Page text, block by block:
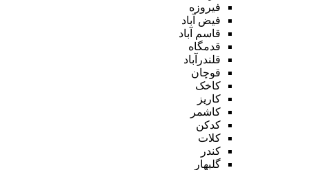
فیروزه
فیض آباد
قاسم آباد
قدمگاه
قلندرآباد
قوچان
کاخک
کاریز
کاشمر
کدکن
کلات
کندر
گلبهار